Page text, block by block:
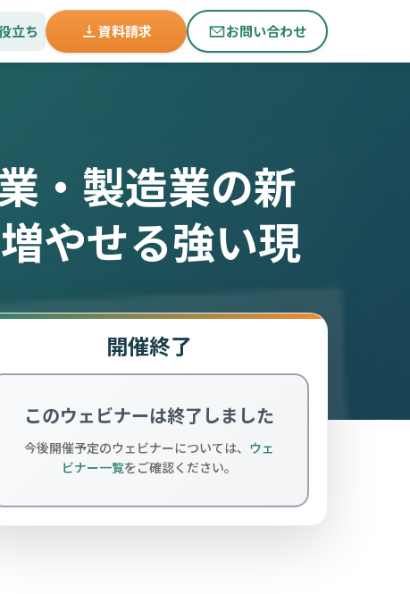
立ち 資料請求 お問い合わせ
・製造業の新
やせる強い現
開催終了
このウェビナーは終了しました
今後開催予定のウェビナーについては、 ウェ
ビナー一覧をご確認ください。